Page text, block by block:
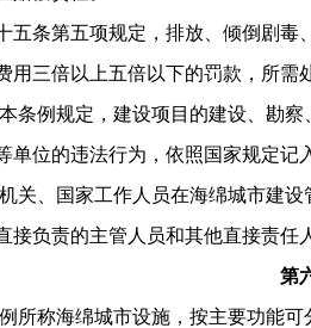
五条第五项规定，排放、倾倒剧
用三倍以上五倍以下的罚款，所需
条例规定，建设项目的建设、勘
单位的违法行为，依照国家规定记
关、国家工作人员在海绵城市建
接负责的主管人员和其他直接责任
第
所称海绵城市设施，按主要功能